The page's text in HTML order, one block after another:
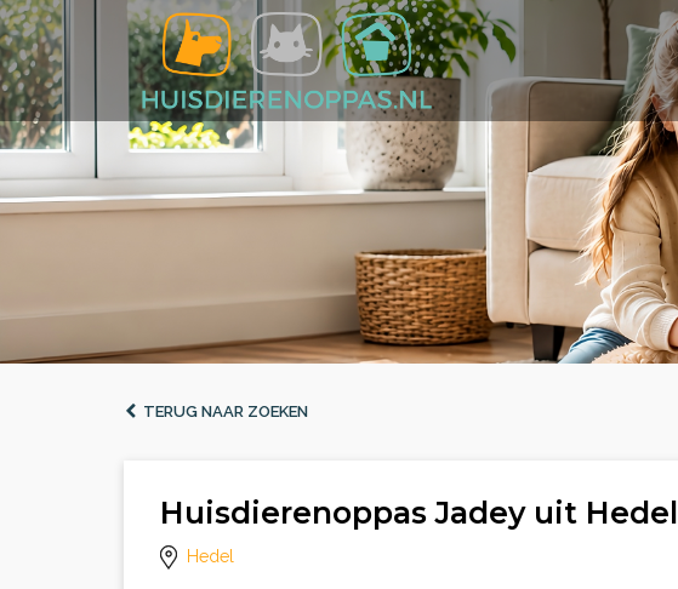
TERUG NAAR ZOEKEN
Huisdierenoppas Jadey uit Hedel
Hedel